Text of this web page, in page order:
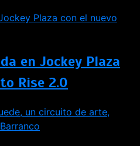
en Jockey Plaza
Rise 2.0